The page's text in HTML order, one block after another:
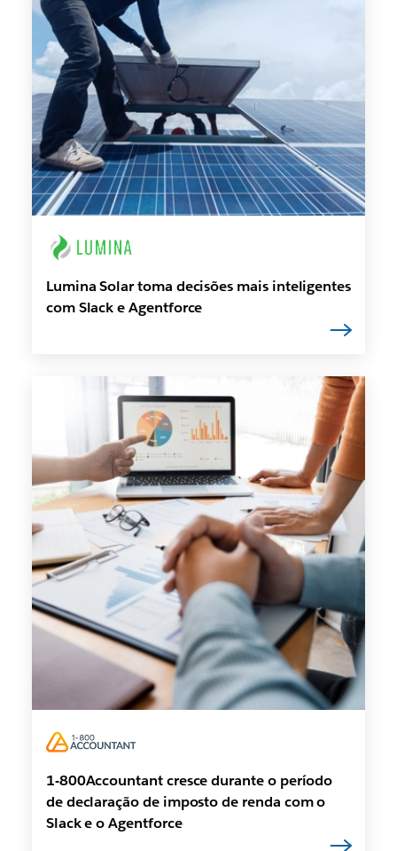
Lumina Solar toma decisões mais inteligentes
com Slack e Agentforce
1-800Accountant cresce durante o período
de declaração de imposto de renda com o
Slack e o Agentforce